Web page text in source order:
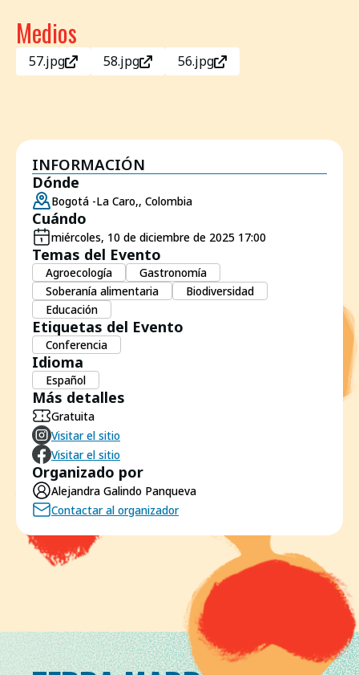
Medios
57.jpg 58.jpg 56.jpg
INFORMACIÓN
Dónde
Bogotá ‎-La Caro,, Colombia
Cuándo
miércoles, 10 de diciembre de 2025 17:00
Temas del Evento
Agroecología
Gastronomía
Soberanía alimentaria
Biodiversidad
Educación
Etiquetas del Evento
Conferencia
Idioma
Español
Más detalles
Gratuita
Visitar el sitio
Visitar el sitio
Organizado por
Alejandra Galindo Panqueva
Contactar al organizador